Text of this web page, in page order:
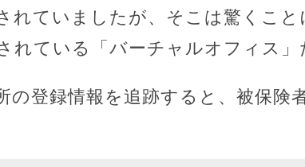
れていましたが、そこは驚くこと
れている「バーチャルオフィス
の登録情報を追跡すると、被保険